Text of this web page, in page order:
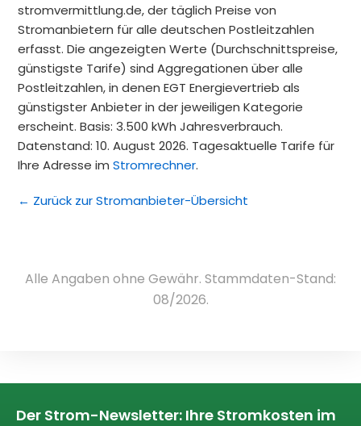
stromvermittlung.de, der täglich Preise von
Stromanbietern für alle deutschen Postleitzahlen
erfasst. Die angezeigten Werte (Durchschnittspreise,
günstigste Tarife) sind Aggregationen über alle
Postleitzahlen, in denen EGT Energievertrieb als
günstigster Anbieter in der jeweiligen Kategorie
erscheint. Basis: 3.500 kWh Jahresverbrauch.
Datenstand: 10. August 2026. Tagesaktuelle Tarife für
Ihre Adresse imStromrechner.
← Zurück zur Stromanbieter-Übersicht
Alle Angaben ohne Gewähr. Stammdaten-Stand:
08/2026.
Der Strom-Newsletter: Ihre Stromkosten im